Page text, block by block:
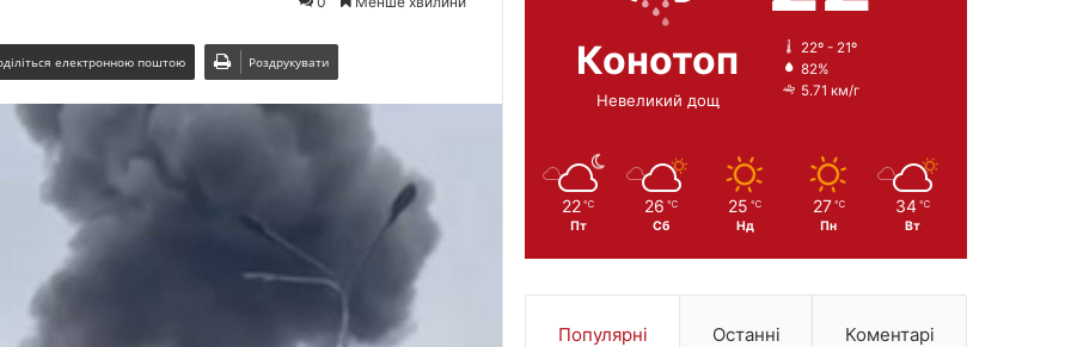
електронною поштою Роздрукувати Конотоп
Невеликий дощ
22º - 21º
82%
5.71 км/г
22 ℃
Пт
26 ℃
Сб
25 ℃
Нд
27 ℃
Пн
34 ℃
Вт
Популярні Останні Коментарі